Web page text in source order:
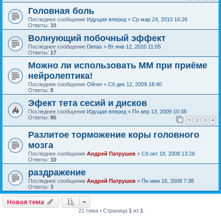
Головная боль
Последнее сообщение Идущая вперед « Ср мар 24, 2010 16:26
Ответы: 10
Волнующий побочный эффект
Последнее сообщение Dimas « Вт янв 12, 2010 11:05
Ответы: 17
Можно ли использовать ММ при приёме
нейролептика!
Последнее сообщение Ойген « Сб дек 12, 2009 18:40
Ответы: 8
Эфект тета сесий и дисков
Последнее сообщение Идущая вперед « Пн апр 13, 2009 10:38
Ответы: 86 1 2 3 4
Разлитое торможение коры головного
мозга
Последнее сообщение Андрей Патрушев « Сб окт 18, 2008 13:28
Ответы: 10
раздражение
Последнее сообщение Андрей Патрушев « Пн июн 16, 2008 7:38
Ответы: 3
Новая тема
21 тема • Страница 1 из 1